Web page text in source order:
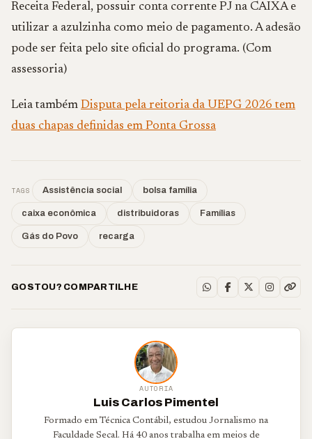
Receita Federal, possuir conta corrente PJ na CAIXA e
utilizar a azulzinha como meio de pagamento. A adesão
pode ser feita pelo site oficial do programa. (Com
assessoria)
Leia também Disputa pela reitoria da UEPG 2026 tem
duas chapas definidas em Ponta Grossa
TAGS Assistência social bolsa família
caixa econômica distribuidoras Famílias
Gás do Povo recarga
GOSTOU? COMPARTILHE
AUTORIA
Luis Carlos Pimentel
Formado em Técnica Contábil, estudou Jornalismo na
Faculdade Secal. Há 40 anos trabalha em meios de